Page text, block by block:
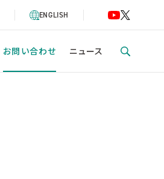
ENGLISH
お問い合わせ ニュース